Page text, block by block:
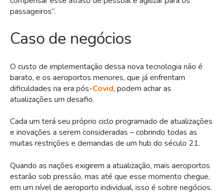
passageiros”.
Caso de negócios
O custo de implementação dessa nova tecnologia não é
barato, e os aeroportos menores, que já enfrentam
dificuldades na era pós-Covid, podem achar as
atualizações um desafio.
Cada um terá seu próprio ciclo programado de atualizações
e inovações a serem consideradas – cobrindo todas as
muitas restrições e demandas de um hub do século 21.
Quando as nações exigirem a atualização, mais aeroportos
estarão sob pressão, mas até que esse momento chegue,
em um nível de aeroporto individual, isso é sobre negócios.